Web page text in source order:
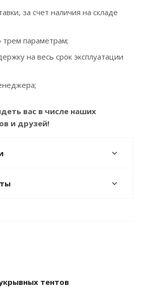
за счет наличия на складе
параметрам;
на весь срок эксплуатации
вас в числе наших
и друзей!
тентов